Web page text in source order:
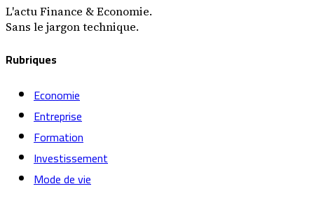
L'actu Finance & Economie.
Sans le jargon technique.
Rubriques
Economie
Entreprise
Formation
Investissement
Mode de vie